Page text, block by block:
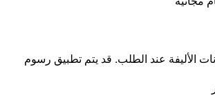
الأليفة عند الطلب. قد يتم تطبيق رسوم